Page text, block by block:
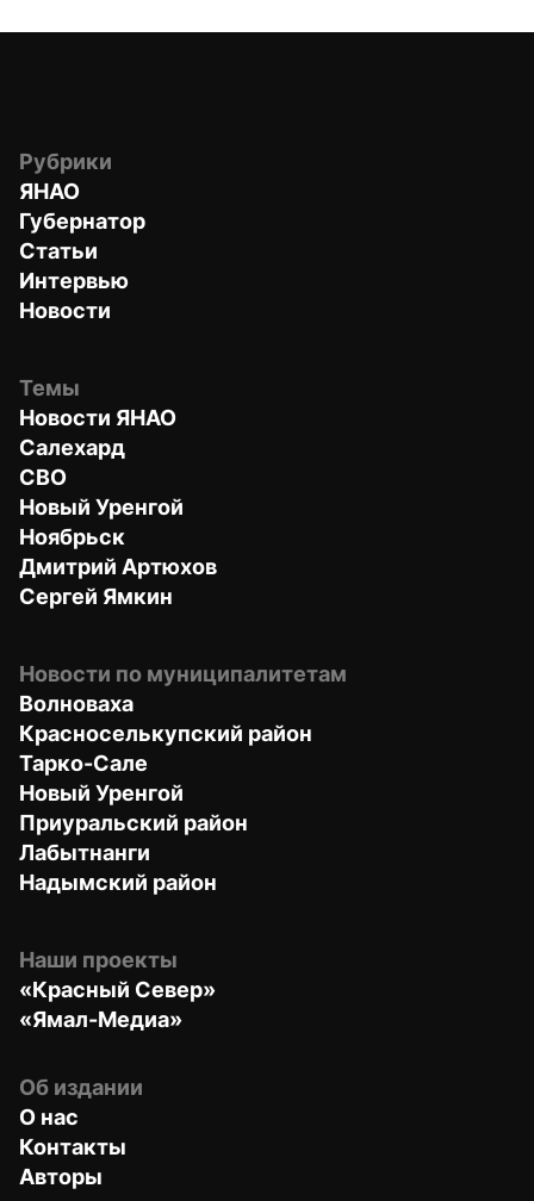
Рубрики
ЯНАО
Губернатор
Статьи
Интервью
Новости
Темы
Новости ЯНАО
Салехард
СВО
Новый Уренгой
Ноябрьск
Дмитрий Артюхов
Сергей Ямкин
Новости по муниципалитетам
Волноваха
Красноселькупский район
Тарко-Сале
Новый Уренгой
Приуральский район
Лабытнанги
Надымский район
Наши проекты
«Красный Север»
«Ямал-Медиа»
Об издании
О нас
Контакты
Авторы